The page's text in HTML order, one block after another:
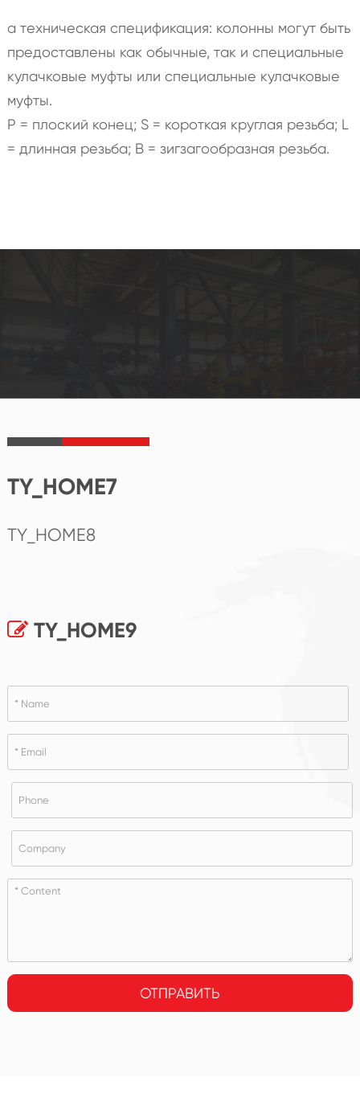
a техническая спецификация: колонны могут быть
предоставлены как обычные, так и специальные
кулачковые муфты или специальные кулачковые
муфты.
P = плоский конец; S = короткая круглая резьба; L
= длинная резьба; B = зигзагообразная резьба.
TY_HOME7
TY_HOME8
TY_HOME9
ОТПРАВИТЬ